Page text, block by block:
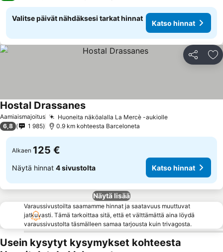
Valitse päivät nähdäksesi tarkat hinnat
Katso hinnat
Jaa
Aamiaismajoitus Huoneita näköalalla La Mercè -aukiolleKatso hinnat
Hostal DrassanesKatso hinnat
6,8 1 985 0.9 km kohteesta Barceloneta
Alkaen 125 €
Näytä hinnat 4 sivustolta Katso hinnat
Näytä lisää
Varaussivustoilta saamamme hinnat ja saatavuus muuttuvat
jatkuvasti. Tämä tarkoittaa sitä, että et välttämättä aina löydä
varaussivustolta täsmälleen samaa tarjousta kuin trivagosta.
Usein kysytyt kysymykset kohteesta